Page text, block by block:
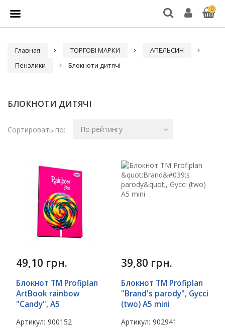
0
Главная ТОРГОВІ МАРКИ
АПЕЛЬСИН
Пензлики
Блокноти дитячі
БЛОКНОТИ ДИТЯЧІ
Сортировать по: По рейтингу
49,10 грн.
Блокнот TM Profiplan
ArtBook rainbow
"Candy", А5
Артикул: 900152
39,80 грн.
Блокнот TM Profiplan
"Brand's parody", Gycci
(two) A5 mini
Артикул: 902941